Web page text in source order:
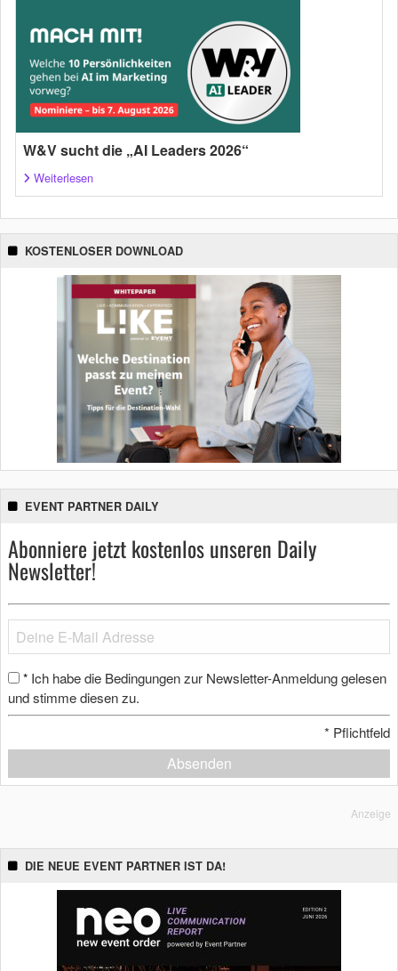
W&V sucht die „AI Leaders 2026“
Weiterlesen
KOSTENLOSER DOWNLOAD
EVENT PARTNER DAILY
Abonniere jetzt kostenlos unseren Daily
Newsletter!
* Ich habe die Bedingungen zur Newsletter-Anmeldung gelesen
und stimme diesen zu.
* Pflichtfeld
Absenden
Anzeige
DIE NEUE EVENT PARTNER IST DA!